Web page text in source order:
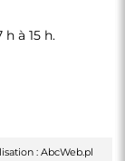
à 15 h.
: AbcWeb.pl